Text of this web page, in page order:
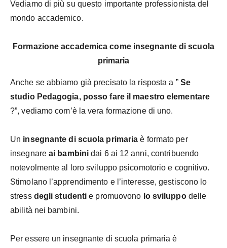
Vediamo di più su questo importante professionista del
mondo accademico.
Formazione accademica come insegnante di scuola
primaria
Anche se abbiamo già precisato la risposta a ” Se
studio Pedagogia, posso fare il maestro elementare
?”, vediamo com’è la vera formazione di uno.
Un insegnante di scuola primaria è formato per
insegnare ai bambini dai 6 ai 12 anni, contribuendo
notevolmente al loro sviluppo psicomotorio e cognitivo.
Stimolano l’apprendimento e l’interesse, gestiscono lo
stress degli studenti e promuovono lo sviluppodelle
abilità nei bambini.
Per essere un insegnante di scuola primaria è